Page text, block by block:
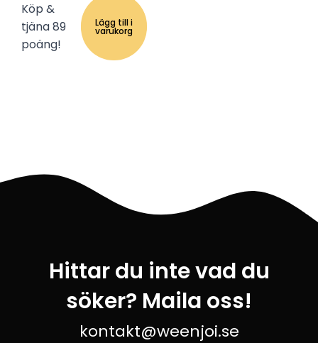
Köp &
tjäna 89
poäng!
Lägg till i
varukorg
Hittar du inte vad du
söker? Maila oss!
kontakt@weenjoi.se